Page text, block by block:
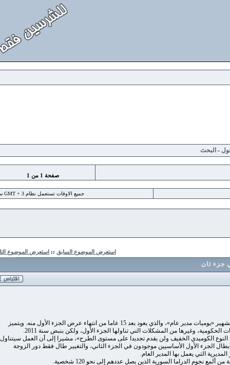
صفحة1من1
جميع الاوقات تستعمل نظام GMT + 3 ساعة
استعرض الموضوع السابق ::استعرض الموضوع التالي
أنهى المخرج السوري زهير قنوع تصوير الجزء الثاني من المسلسل الكوميدي الشهير «يوميات مدير عام»، والذي يعود بعد 15 عاما من انتهاء عرض الجزء الأول منه. ويتميز
وغيرها من المشكلات التي تناولها الجزء الأول، ولكن بنبض سنة 2011.
الخفيف ولن يقدم تجديدا على مستوى الطرح»، مشيرا إلى أن العمل سيتناول
الأول الأساسيين موجودون في الجزء الثاني، والتغيير طال فقط دور الزوجة
التي يعمل بها المدير العام.